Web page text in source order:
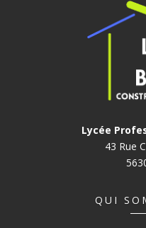
Lycée
43 Rue
QUI